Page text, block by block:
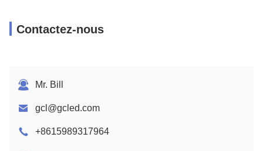
Contactez-nous
Mr. Bill
gcl@gcled.com
+8615989317964